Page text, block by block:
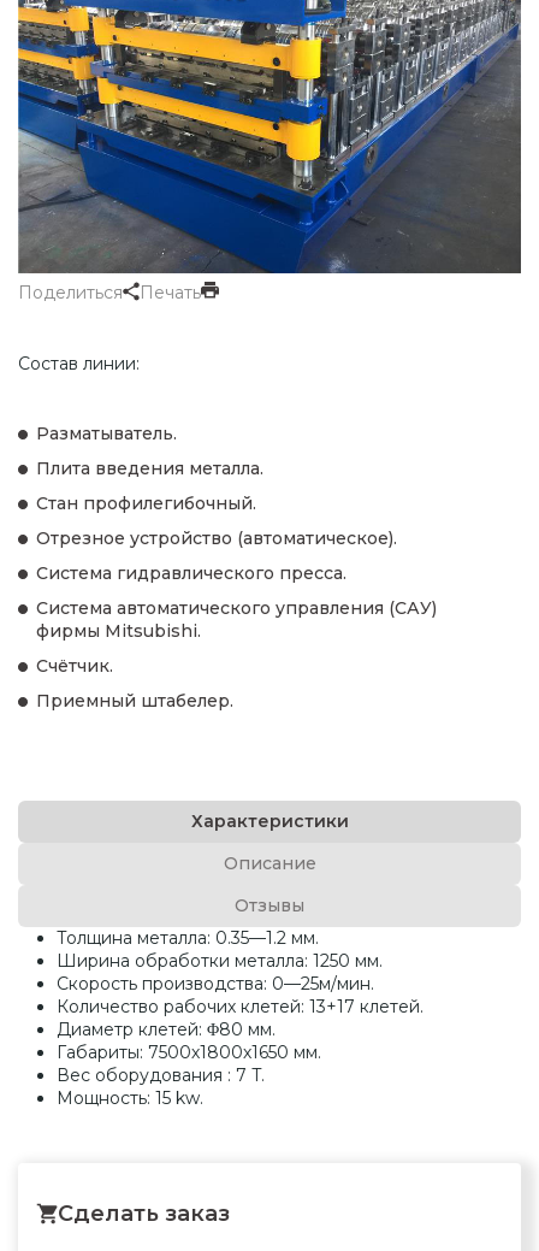
Поделиться Печать
Состав линии:
Разматыватель.
Плита введения металла.
Стан профилегибочный.
Отрезное устройство (автоматическое).
Система гидравлического пресса.
Система автоматического управления (САУ)
фирмы Mitsubishi.
Счётчик.
Приемный штабелер.
Характеристики
Описание
Отзывы
Толщина металла: 0.35—1.2 мм.
Ширина обработки металла: 1250 мм.
Скорость производства: 0—25м/мин.
Количество рабочих клетей: 13+17 клетей.
Диаметр клетей: Φ80 мм.
Габариты: 7500х1800х1650 мм.
Вес оборудования : 7 T.
Мощность: 15 kw.
Сделать заказ